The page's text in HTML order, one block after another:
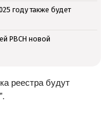
году также будет
РВСН новой
реестра будут